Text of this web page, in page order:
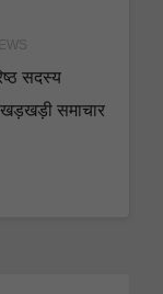
सदस्य
खड़खड़ी समाचार